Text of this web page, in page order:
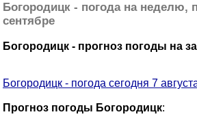
Богородицк - погода на неделю,
сентябре
Богородицк - прогноз погоды на
Богородицк - погода сегодня 7
Прогноз погоды Богородицк: